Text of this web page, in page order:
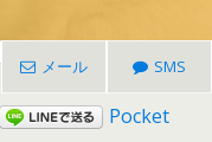
メール SMS
Pocket